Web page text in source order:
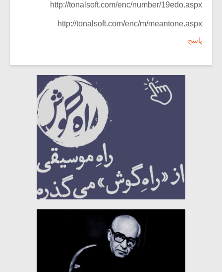
http://tonalsoft.com/enc/number/19edo.aspx
http://tonalsoft.com/enc/m/meantone.aspx
پاسخ